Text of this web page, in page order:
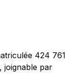
424 761
joignable par